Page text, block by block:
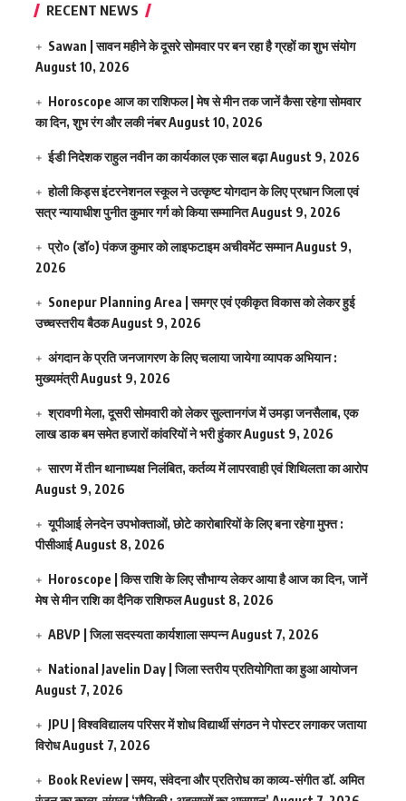
RECENT NEWS
Sawan | सावन महीने के दूसरे सोमवार पर बन रहा है ग्रहों का शुभ संयोग
August 10, 2026
Horoscope आज का राशिफल | मेष से मीन तक जानें कैसा रहेगा सोमवार
का दिन, शुभ रंग और लकी नंबरAugust 10, 2026
ईडी निदेशक राहुल नवीन का कार्यकाल एक साल बढ़ाAugust 9, 2026
होली किड्स इंटरनेशनल स्कूल ने उत्कृष्ट योगदान के लिए प्रधान जिला एवं
सत्र न्यायाधीश पुनीत कुमार गर्ग को किया सम्मानितAugust 9, 2026
प्रो० (डॉ०) पंकज कुमार को लाइफटाइम अचीवमेंट सम्मानAugust 9,
2026
Sonepur Planning Area | समग्र एवं एकीकृत विकास को लेकर हुई
उच्चस्तरीय बैठकAugust 9, 2026
अंगदान के प्रति जनजागरण के लिए चलाया जायेगा व्यापक अभियान :
मुख्यमंत्रीAugust 9, 2026
श्रावणी मेला, दूसरी सोमवारी को लेकर सुल्तानगंज में उमड़ा जनसैलाब, एक
लाख डाक बम समेत हजारों कांवरियों ने भरी हुंकारAugust 9, 2026
सारण में तीन थानाध्यक्ष निलंबित, कर्तव्य में लापरवाही एवं शिथिलता का आरोप
August 9, 2026
यूपीआई लेनदेन उपभोक्ताओं, छोटे कारोबारियों के लिए बना रहेगा मुफ्त :
पीसीआईAugust 8, 2026
Horoscope | किस राशि के लिए सौभाग्य लेकर आया है आज का दिन, जानें
मेष से मीन राशि का दैनिक राशिफलAugust 8, 2026
ABVP | जिला सदस्यता कार्यशाला सम्पन्नAugust 7, 2026
National Javelin Day | जिला स्तरीय प्रतियोगिता का हुआ आयोजन
August 7, 2026
JPU | विश्वविद्यालय परिसर में शोध विद्यार्थी संगठन ने पोस्टर लगाकर जताया
विरोधAugust 7, 2026
Book Review | समय, संवेदना और प्रतिरोध का काव्य-संगीत डॉ. अमित